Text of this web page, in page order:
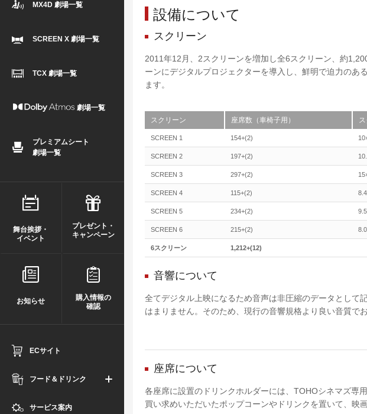
MX4D 劇場一覧
SCREEN X 劇場一覧
TCX 劇場一覧
劇場一覧
プレミアムシート
劇場一覧
舞台挨拶・
イベント
プレゼント・
キャンペーン
お知らせ
購入情報の
確認
ECサイト
フード＆ドリンク
サービス案内
設備について
スクリーン
2011年12月、2スクリーンを増加し全6スクリーン、約
ーンにデジタルプロジェクターを導入し、鮮明で迫力のあ
ます。
スクリーン 座席数（車椅子用）
SCREEN 1 154+(2)
SCREEN 2 197+(2)
SCREEN 3 297+(2)
SCREEN 4 115+(2)
SCREEN 5 234+(2)
SCREEN 6 215+(2)
6スクリーン 1,212+(12)
音響について
全てデジタル上映になるため音声は非圧縮のデータとして
はまりません。そのため、現行の音響規格より良い音質で
座席について
各座席に設置のドリンクホルダーには、TOHOシネマズ専
買い求めいただいたポップコーンやドリンクを置いて、映